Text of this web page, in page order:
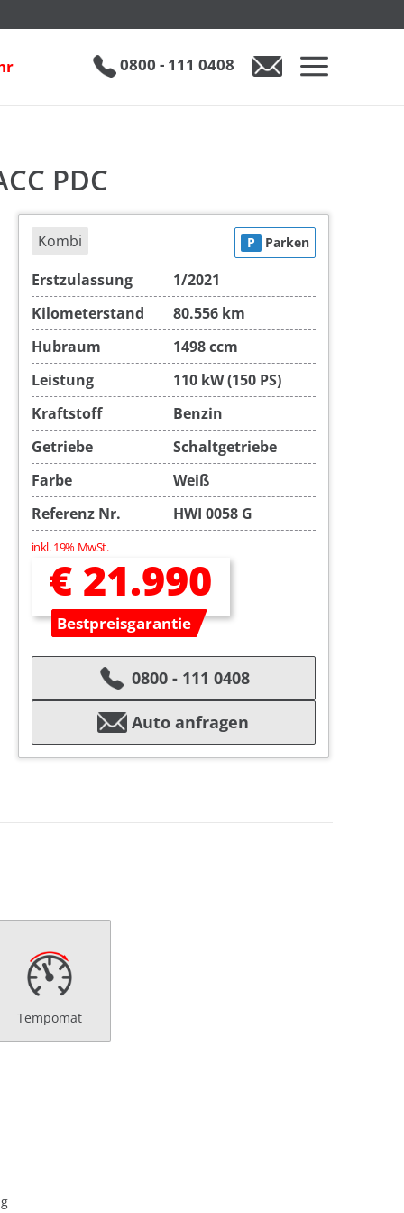
0800 - 111 0408
PDC
Kombi P Parken
Erstzulassung
1/2021
Kilometerstand
80.556 km
Hubraum
1498 ccm
Leistung
110 kW (150 PS)
Kraftstoff
Benzin
Getriebe
Schaltgetriebe
Farbe
Weiß
Referenz Nr.
HWI 0058 G
inkl. 19% MwSt.
€ 21.990
Bestpreisgarantie
0800 - 111 0408
Auto anfragen
Tempomat